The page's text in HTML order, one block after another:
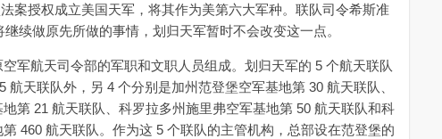
案授权成立美国天军，将其作为美第六大军种。联队司令希斯准
续做原先所做的事情，划归天军暂时不会改变这一点。
航天司令部的军职和文职人员组成。划归天军的 5 个航天联队
航天联队外，另 4 个分别是加州范登堡空军基地第 30 航天联队、
第 21 航天联队、科罗拉多州施里弗空军基地第 50 航天联队和科
460 航天联队。作为这 5 个联队的主管机构，总部设在范登堡的